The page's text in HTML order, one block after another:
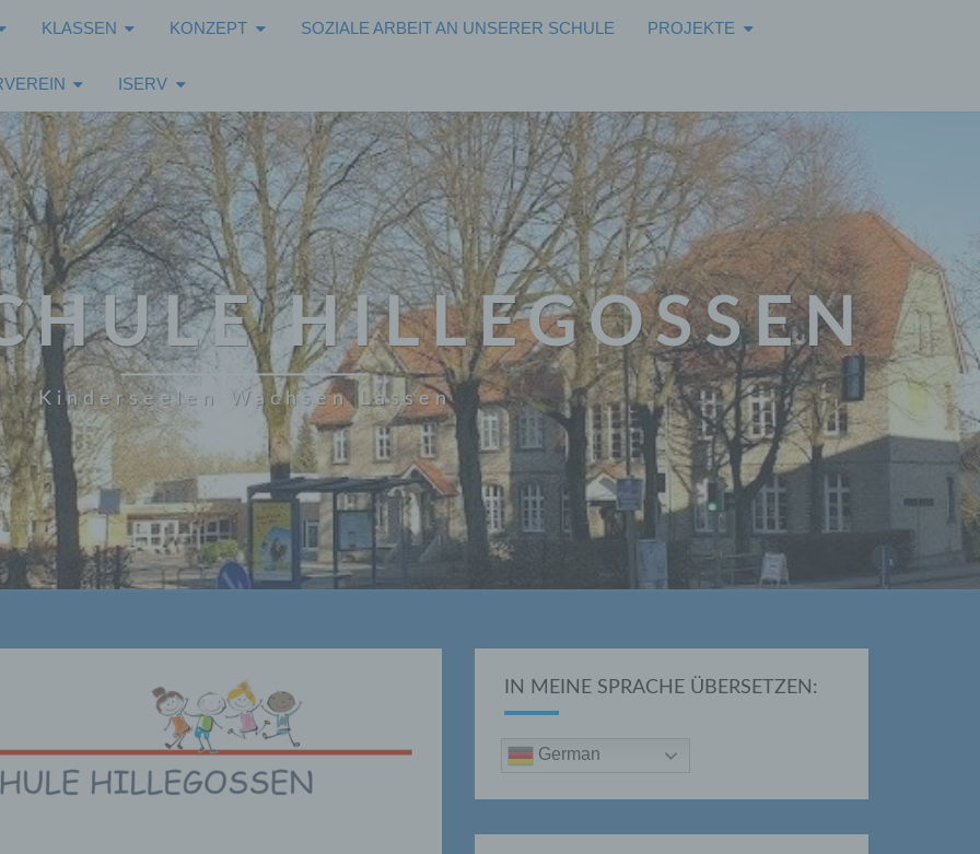
KLASSEN KONZEPT SOZIALE ARBEIT AN UNSERER SCHULE PROJEKTE
ISERV
HILLEGOSSEN
Kinderseelen Wachsen Lassen
IN MEINE SPRACHE ÜBERSETZEN:
German